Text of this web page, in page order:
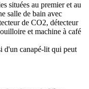
situées au premier et au
salle de bain avec
de CO2, détecteur
et machine à café
d'un canapé-lit qui peut